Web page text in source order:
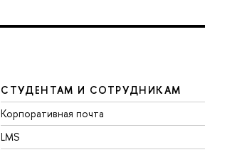
СТУДЕНТАМ И СОТРУДНИКАМ
Корпоративная почта
LMS